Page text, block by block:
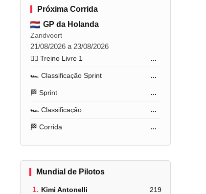
Próxima Corrida
GP da Holanda
Zandvoort
21/08/2026 a 23/08/2026
🏋️‍♂️ Treino Livre 1 ...
🏎️ Classificação Sprint ...
🏁 Sprint ...
🏎️ Classificação ...
🏁 Corrida ...
Mundial de Pilotos
1. Kimi Antonelli 219